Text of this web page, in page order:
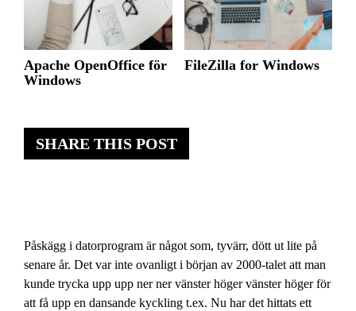
SHARE THIS POST
Påskägg i datorprogram är något som, tyvärr, dött ut lite på
senare år. Det var inte ovanligt i början av 2000-talet att man
kunde trycka upp upp ner ner vänster höger vänster höger för
att få upp en dansande kyckling t.ex. Nu har det hittats ett
Apache OpenOffice för
Windows
FileZilla for Windows